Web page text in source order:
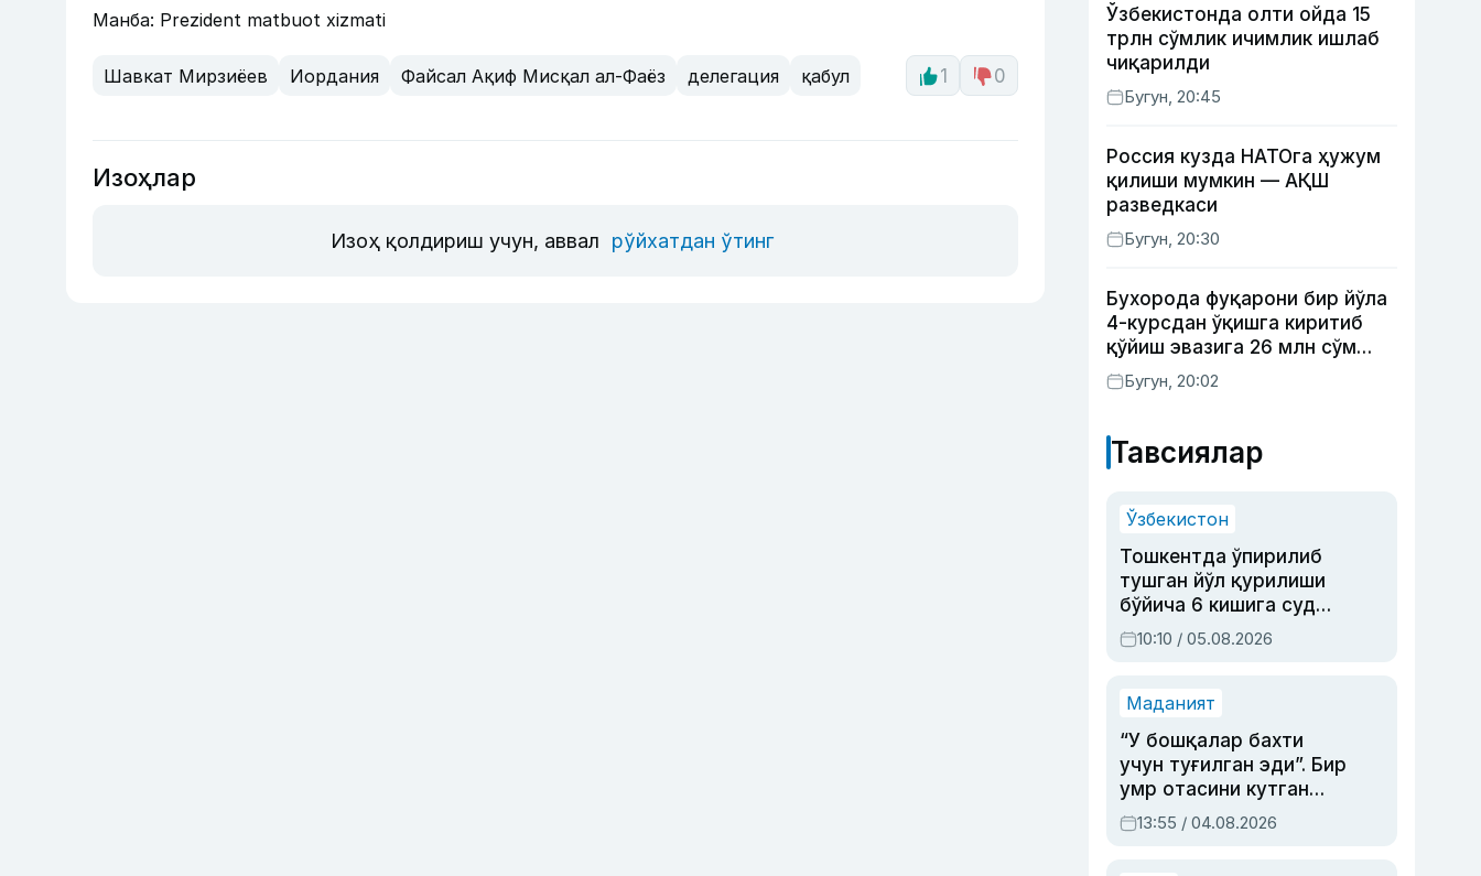
Манба: Prezident matbuot xizmati
Шавкат Мирзиёев Иордания Файсал Ақиф Мисқал ал-Фаёз делегация қабул 1 0
Изоҳлар
Изоҳ қолдириш учун, аввал рўйхатдан ўтинг
Ўзбекистонда олти ойда 15
трлн сўмлик ичимлик ишлаб
чиқарилди
Бугун, 20:45
Россия кузда НАТОга ҳужум
қилиши мумкин — АҚШ
разведкаси
Бугун, 20:30
Бухорода фуқарони бир йўла
4-курсдан ўқишга киритиб
қўйиш эвазига 26 млн сўм
олган шахс ушланди
Бугун, 20:02
Тавсиялар
Ўзбекистон
Тошкентда ўпирилиб
тушган йўл қурилиши
бўйича 6 кишига суд
ҳукми ўқилди
10:10 / 05.08.2026
Маданият
“У бошқалар бахти
учун туғилган эди”. Бир
умр отасини кутган
актриса ва дубльяж
устаси Римма
13:55 / 04.08.2026